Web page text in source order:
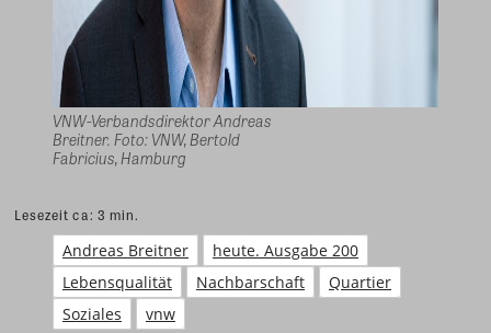
VNW-Verbandsdirektor Andreas
Breitner. Foto: VNW, Bertold
Fabricius, Hamburg
Lesezeit ca: 3 min.
Andreas Breitner
heute. Ausgabe 200
Lebensqualität
Nachbarschaft
Quartier
Soziales
vnw